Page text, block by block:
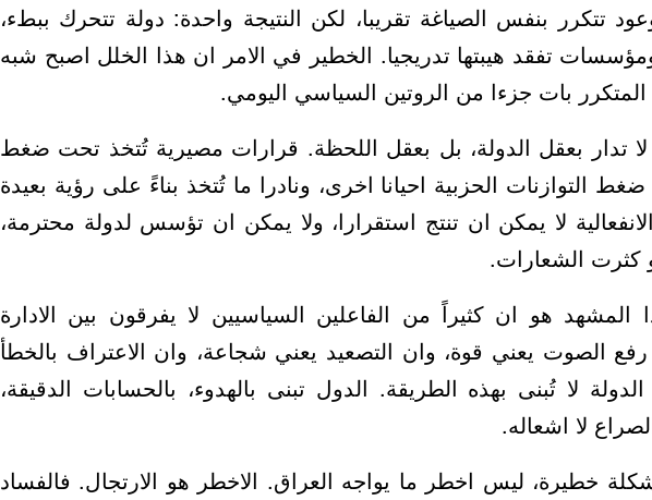
تتكرر بنفس الصياغة تقريبا، لكن النتيجة واحدة: دولة تتحرك ببطء،
تفقد هيبتها تدريجيا. الخطير في الامر ان هذا الخلل اصبح شبه
بات جزءا من الروتين السياسي اليومي.
تدار بعقل الدولة، بل بعقل اللحظة. قرارات مصيرية تُتخذ تحت ضغط
التوازنات الحزبية احيانا اخرى، ونادرا ما تُتخذ بناءً على رؤية بعيدة
لا يمكن ان تنتج استقرارا، ولا يمكن ان تؤسس لدولة محترمة،
كثرت الشعارات.
هو ان كثيراً من الفاعلين السياسيين لا يفرقون بين الادارة
الصوت يعني قوة، وان التصعيد يعني شجاعة، وان الاعتراف بالخطأ
لا تُبنى بهذه الطريقة. الدول تبنى بالهدوء، بالحسابات الدقيقة،
لا اشعاله.
خطيرة، ليس اخطر ما يواجه العراق. الاخطر هو الارتجال. فالفساد